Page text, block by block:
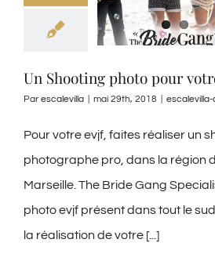
Un Shooting photo pour
Par escalevilla mai 29th, 2018
Pour votre evjf, faites réaliser un
photographe pro, dans la région
Marseille. The Bride Gang
photo evjf présent dans tout le
la réalisation de votre [...]